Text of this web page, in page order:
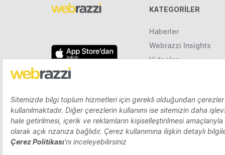
KATEGORILER
Haberler
Webrazzi Insights
Videolar